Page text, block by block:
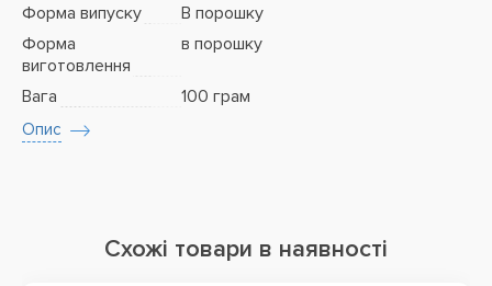
Форма випуску
В порошку
Форма
виготовлення
в порошку
Вага 100 грам
Опис
Схожі товари в наявності